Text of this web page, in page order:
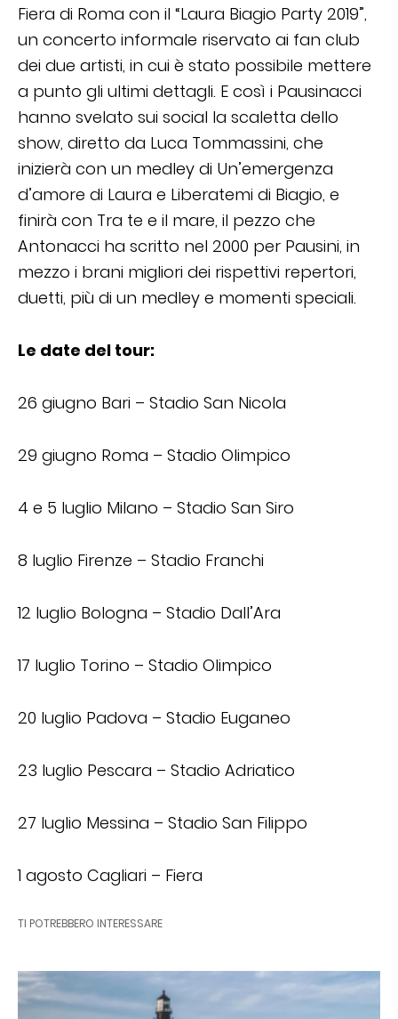
Fiera di Roma con il “Laura Biagio Party 2019”,
un concerto informale riservato ai fan club
dei due artisti, in cui è stato possibile mettere
a punto gli ultimi dettagli. E così i Pausinacci
hanno svelato sui social la scaletta dello
show, diretto da Luca Tommassini, che
inizierà con un medley di Un’emergenza
d’amore di Laura e Liberatemi di Biagio, e
finirà con Tra te e il mare, il pezzo che
Antonacci ha scritto nel 2000 per Pausini, in
mezzo i brani migliori dei rispettivi repertori,
duetti, più di un medley e momenti speciali.
Le date del tour:
26 giugno Bari – Stadio San Nicola
29 giugno Roma – Stadio Olimpico
4 e 5 luglio Milano – Stadio San Siro
8 luglio Firenze – Stadio Franchi
12 luglio Bologna – Stadio Dall’Ara
17 luglio Torino – Stadio Olimpico
20 luglio Padova – Stadio Euganeo
23 luglio Pescara – Stadio Adriatico
27 luglio Messina – Stadio San Filippo
1 agosto Cagliari – Fiera
TI POTREBBERO INTERESSARE